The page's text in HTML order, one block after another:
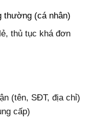
thường (cá nhân)
thủ tục khá đơn
(tên, SĐT, địa chỉ)
cấp)